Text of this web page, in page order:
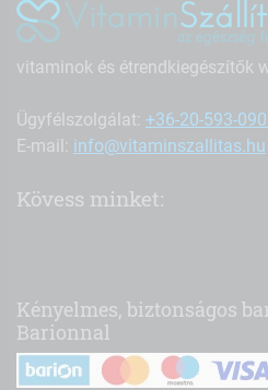
vitaminok és étrendkiegészítők
Ügyfélszolgálat: +36-20-593-
E-mail: info@vitaminszallitas.hu
Kövess minket:
Kényelmes, biztonságos
Barionnal